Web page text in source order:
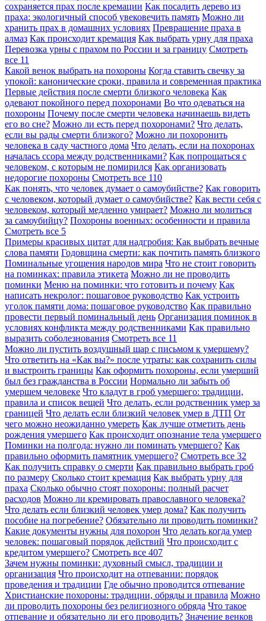
сохраняется прах после кремации Как посадить дерево из
праха: экологичный способ увековечить память Можно ли
хранить прах в домашних условиях Превращение праха в
алмаз Как происходит кремация Как выбрать урну для праха
Перевозка урны с прахом по России и за границу Смотреть
все 11
Какой венок выбрать на похороны Когда ставить свечку за
упокой: канонические сроки, правила и современная практика
Первые действия после смерти близкого человека Как
одевают покойного перед похоронами Во что одеваться на
похороны Почему после смерти человека начинаешь видеть
его во сне? Можно ли есть перед похоронами? Что делать,
если вы рады смерти близкого? Можно ли похоронить
человека в саду частного дома Что делать, если на похоронах
началась ссора между родственниками? Как попрощаться с
человеком, с которым не помирился Как организовать
недорогие похороны Смотреть все 110
Как понять, что человек думает о самоубийстве? Как говорить
с человеком, который думает о самоубийстве? Как вести себя с
человеком, который медленно умирает? Можно ли молиться
за самоубийцу? Похороны военных: особенности и правила
Смотреть все 5
Примеры красивых цитат для надгробия: Как выбрать вечные
слова памяти Годовщина смерти: как почтить память близкого
Поминальные угощения народов мира Что не стоит говорить
на поминках: правила этикета Можно ли не проводить
поминки Меню на поминки: что готовить и почему Как
написать некролог: пошаговое руководство Как устроить
уголок памяти дома: пошаговое руководство Как правильно
провести первый поминальный день Организация поминок в
условиях конфликта между родственниками Как правильно
выразить соболезнования Смотреть все 11
Можно ли пустить воздушный шар с письмом к умершему?
Что ответить на «Как вы?» после утраты: как сохранить силы
и выстроить границы Как оформить похороны, если умерший
был без гражданства в России Нормально ли забыть об
умершем человеке Что кладут в гроб умершего: традиции,
правила и список вещей Что делать, если родственник умер за
границей Что делать если близкий человек умер в ДТП От
чего можно неожиданно умереть Как лучше отметить день
рождения умершего Как происходит опознание тела умершего
Поминки на полгода: нужно ли поминать умершего? Как
правильно оформить памятник умершего? Смотреть все 32
Как получить справку о смерти Как правильно выбрать гроб
по размеру Сколько стоит кремация Как выбрать урну для
праха Сколько обычно стоят похороны: полный расчет
расходов Можно ли кремировать православного человека?
Что делать если близкий человек умер дома? Как получить
пособие на погребение? Обязательно ли проводить поминки?
Какие документы нужны для похорон Что делать когда умер
человек: пошаговый порядок действий Что происходит с
кредитом умершего? Смотреть все 407
Зачем нужны поминки: духовный смысл, традиции и
организация Что происходит на отпевании: порядок
проведения и традиции Где обычно проводится отпевание
Христианские похороны: традиции, обряды и правила Можно
ли проводить похороны без религиозного обряда Что такое
отпевание и обязательно ли его проводить? Значение венков